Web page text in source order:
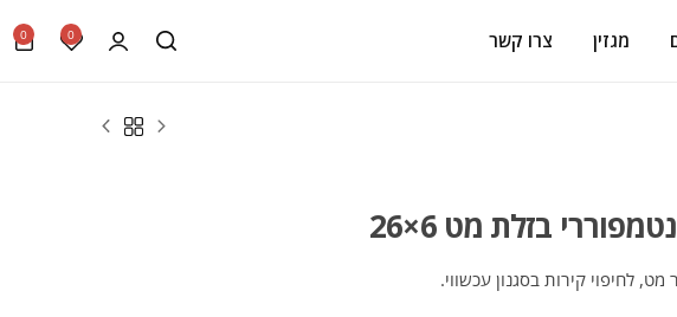
מגזין צרו קשר 0
0
בזלת מט 6×26
לחיפוי קירות בסגנון עכשווי.